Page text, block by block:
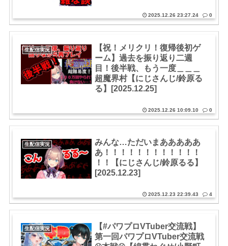
2025.12.26 23:27.24 0
生配信実況
【祝！メリクリ！復帰後初ゲ
ーム】過去を振り返り二週
目！後半戦、もう一度＿＿＿
超魔界村【にじさんじ/鈴原る
る】[2025.12.25]
2025.12.26 10:09.10 0
生配信実況
みんな…ただいまあああああ
あ！！！！！！！！！！！！
！！【にじさんじ/鈴原るる】
[2025.12.23]
2025.12.23 22:39.43 4
生配信実況
【#パワプロVTuber交流戦】
第一回パワプロVTuber交流戦